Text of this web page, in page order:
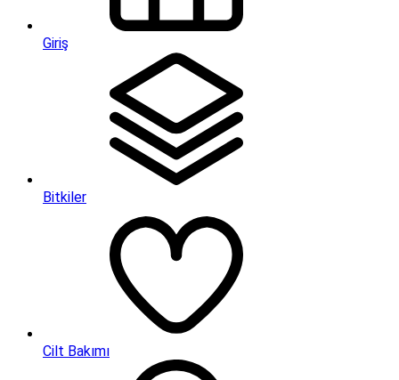
Giriş
Bitkiler
Cilt Bakımı